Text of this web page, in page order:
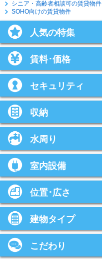
シニア・高齢者相談可の賃貸物件
SOHO向けの賃貸物件
人気の特集
賃料･価格
セキュリティ
収納
水周り
室内設備
位置･広さ
建物タイプ
こだわり